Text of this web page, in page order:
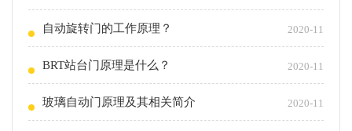
自动旋转门的工作原理？ 2020-11
BRT站台门原理是什么？ 2020-11
玻璃自动门原理及其相关简介 2020-11